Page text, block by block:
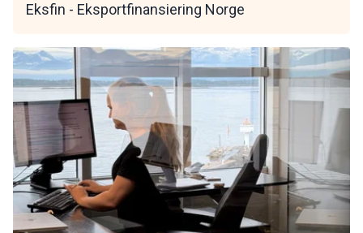
Eksfin - Eksportfinansiering Norge